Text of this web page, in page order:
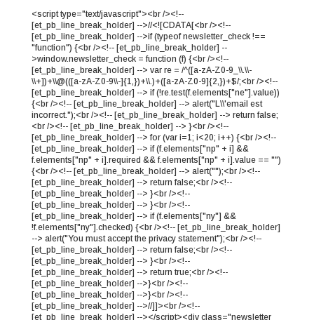
<script type="text/javascript"><br /><!--
[et_pb_line_break_holder] -->//<![CDATA[<br /><!--
[et_pb_line_break_holder] -->if (typeof newsletter_check !==
"function") {<br /><!-- [et_pb_line_break_holder] --
>window.newsletter_check = function (f) {<br /><!--
[et_pb_line_break_holder] --> var re = /^([a-zA-Z0-9_\\.\\-
\\+])+\\@(([a-zA-Z0-9\\-]{1,})+\\.)+([a-zA-Z0-9]{2,})+$/;<br /><!--
[et_pb_line_break_holder] --> if (!re.test(f.elements["ne"].value))
{<br /><!-- [et_pb_line_break_holder] --> alert("L\\'email est
incorrect.");<br /><!-- [et_pb_line_break_holder] --> return false;
<br /><!-- [et_pb_line_break_holder] --> }<br /><!--
[et_pb_line_break_holder] --> for (var i=1; i<20; i++) {<br /><!--
[et_pb_line_break_holder] --> if (f.elements["np" + i] &&
f.elements["np" + i].required && f.elements["np" + i].value == "")
{<br /><!-- [et_pb_line_break_holder] --> alert("");<br /><!--
[et_pb_line_break_holder] --> return false;<br /><!--
[et_pb_line_break_holder] --> }<br /><!--
[et_pb_line_break_holder] --> }<br /><!--
[et_pb_line_break_holder] --> if (f.elements["ny"] &&
!f.elements["ny"].checked) {<br /><!-- [et_pb_line_break_holder]
--> alert("You must accept the privacy statement");<br /><!--
[et_pb_line_break_holder] --> return false;<br /><!--
[et_pb_line_break_holder] --> }<br /><!--
[et_pb_line_break_holder] --> return true;<br /><!--
[et_pb_line_break_holder] -->}<br /><!--
[et_pb_line_break_holder] -->}<br /><!--
[et_pb_line_break_holder] -->//]]><br /><!--
[et_pb_line_break_holder] --></script><div class="newsletter